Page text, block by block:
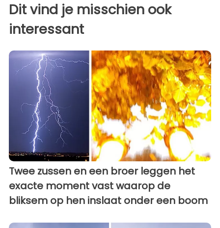
Dit vind je misschien ook
interessant
Twee zussen en een broer leggen het
exacte moment vast waarop de
bliksem op hen inslaat onder een boom